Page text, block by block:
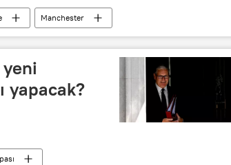
Manchester
yapacak?